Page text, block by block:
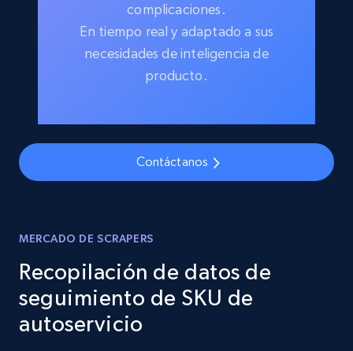
complicaciones.
En tiempo real y adaptado a sus
necesidades de inteligencia de
producto.
Contáctanos
MERCADO DE SCRAPERS
Recopilación de datos de
seguimiento de SKU de
autoservicio